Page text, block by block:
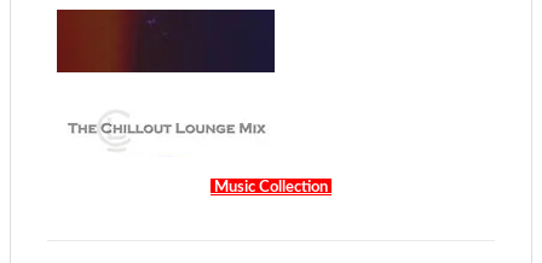
Music Collection